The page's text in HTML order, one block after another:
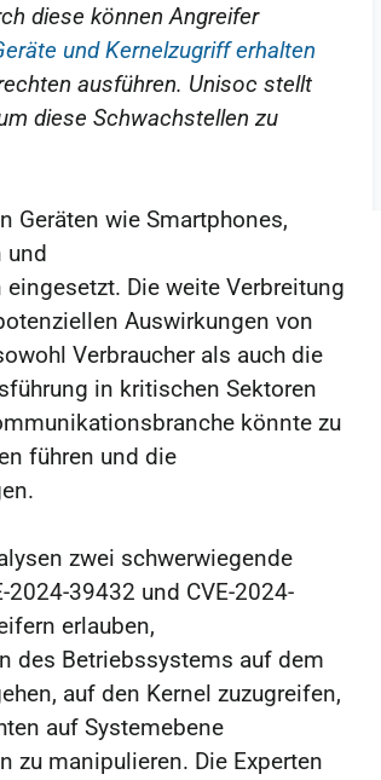
diese können Angreifer
und Kernelzugriff erhalten
ausführen. Unisoc stellt
diese Schwachstellen zu
Geräten wie Smartphones,
und
Die weite Verbreitung
Auswirkungen von
Verbraucher als auch die
in kritischen Sektoren
könnte zu
führen und die
zwei schwerwiegende
39432 und CVE-2024-
erlauben,
des Betriebssystems auf dem
auf den Kernel zuzugreifen,
auf Systemebene
zu manipulieren. Die Experten